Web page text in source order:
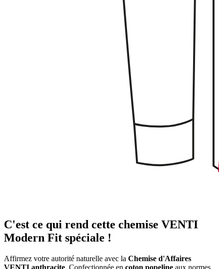
C'est ce qui rend cette chemise VENTI
Modern Fit spéciale !
Affirmez votre autorité naturelle avec la Chemise d'Affaires
VENTI anthracite. Confectionnée en coton popeline aux normes